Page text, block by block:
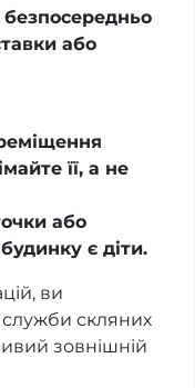
безпосередньо
або
її, а не
або
є діти.
ви
скляних
зовнішній